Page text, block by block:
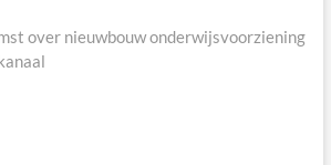
over nieuwbouw onderwijsvoorziening